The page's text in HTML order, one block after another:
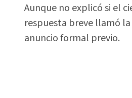
Aunque no explicó si el
respuesta breve llamó
anuncio formal previo.